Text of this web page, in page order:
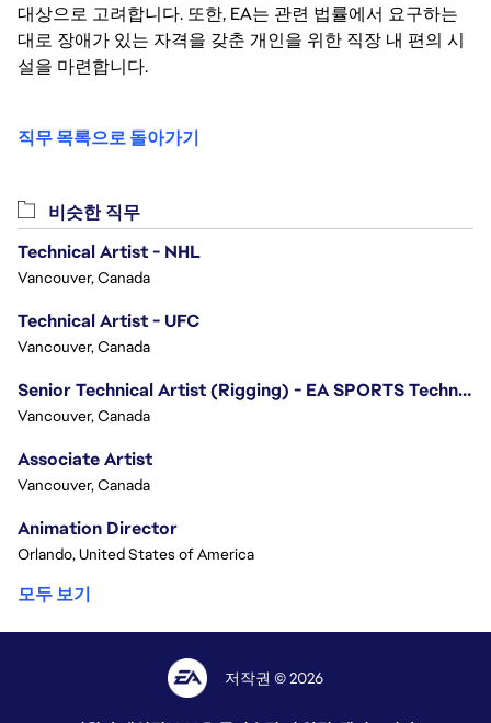
대상으로 고려합니다. 또한, EA는 관련 법률에서 요구하는
대로 장애가 있는 자격을 갖춘 개인을 위한 직장 내 편의 시
설을 마련합니다.
직무 목록으로 돌아가기
비슷한 직무
Technical Artist - NHL
Vancouver, Canada
Technical Artist - UFC
Vancouver, Canada
Senior Technical Artist (Rigging) - EA SPORTS Technology
Vancouver, Canada
Associate Artist
Vancouver, Canada
Animation Director
Orlando, United States of America
모두 보기
저작권 © 2026